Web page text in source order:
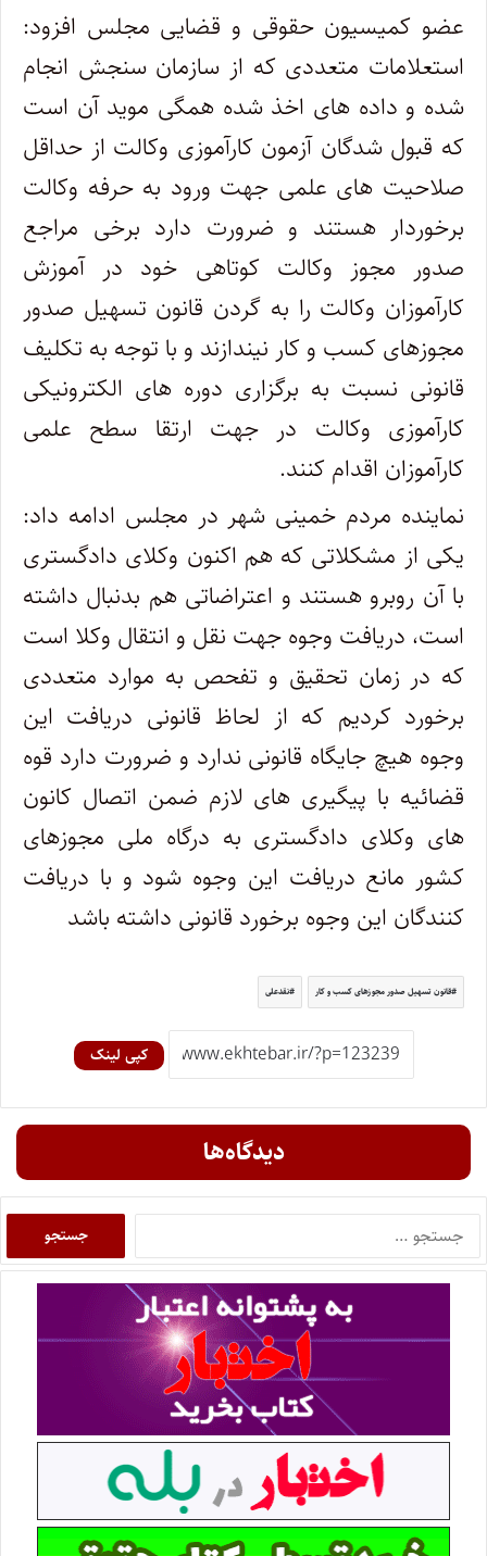
عضو کمیسیون حقوقی و قضایی مجلس افزود:
استعلامات متعددی که از سازمان سنجش انجام
شده و داده های اخذ شده همگی موید آن است
که قبول شدگان آزمون کارآموزی وکالت از حداقل
صلاحیت های علمی جهت ورود به حرفه وکالت
برخوردار هستند و ضرورت دارد برخی مراجع
صدور مجوز وکالت کوتاهی خود در آموزش
کارآموزان وکالت را به گردن قانون تسهیل صدور
مجوزهای کسب و کار نیندازند و با توجه به تکلیف
قانونی نسبت به برگزاری دوره های الکترونیکی
کارآموزی وکالت در جهت ارتقا سطح علمی
کارآموزان اقدام کنند.
نماینده مردم خمینی شهر در مجلس ادامه داد:
یکی از مشکلاتی که هم اکنون وکلای دادگستری
با آن روبرو هستند و اعتراضاتی هم بدنبال داشته
است، دریافت وجوه جهت نقل و انتقال وکلا است
که در زمان تحقیق و تفحص به موارد متعددی
برخورد کردیم که از لحاظ قانونی دریافت این
وجوه هیچ جایگاه قانونی ندارد و ضرورت دارد قوه
قضائیه با پیگیری های لازم ضمن اتصال کانون
های وکلای دادگستری به درگاه ملی مجوزهای
کشور مانع دریافت این وجوه شود و با دریافت
کنندگان این وجوه برخورد قانونی داشته باشد
قانون تسهیل صدور مجوزهای کسب و کار نقدعلی
کپی لینک
دیدگاه‌ها